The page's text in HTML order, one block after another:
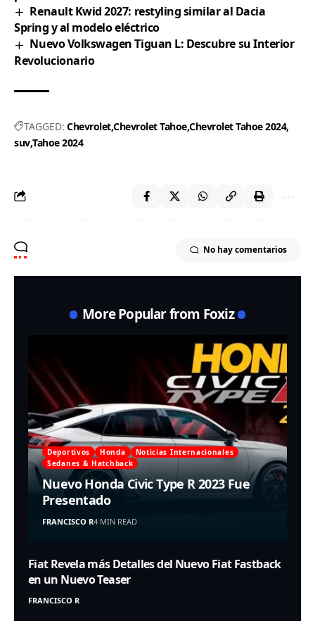
Renault Kwid 2027: restyling similar al Dacia
Spring y al modelo eléctrico
Nuevo Volkswagen Tiguan L: Descubre su Interior
Revolucionario
TAGGED: ChevroletChevrolet TahoeChevrolet Tahoe 2024
suvTahoe 2024
No hay comentarios
More Popular from Foxiz
Deportivos Honda
Noticias Internacionales
Sedanes & Hatchback
Nuevo Honda Civic Type R 2023 Fue
Presentado
FRANCISCO R4 MIN READ
Fiat Revela más Detalles del Nuevo Fiat Fastback
en un Nuevo Teaser
FRANCISCO R